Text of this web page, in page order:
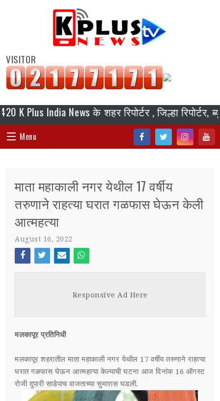
VISITOR
India News के शहर रिपोर्टर , जिल्हा रिपोर्टर,
Menu
ok
संपादकीय
स्पर्धा परीक्षा
POST WITH LEFT SIDEBAR
POST WITHOUT SIDEBAR
SUB MENU 3
PARENTAL MENU
PARENTAL MENU
PARENTAL MENU
SUB MENU 4
माता महाकाली नगर येथील 17 वर्षीय
तरुणाने राहत्या घरात गळफास घेऊन केली
आत्महत्या
August 16, 2022
Face
Twi
Ema
Wh
Responsive Ad Here
मलकापूर प्रतिनिधी
मलकापूर शहरातील माता महाकाली नगर येथील 17 वर्षीय तरुणाने राहत्या
घरात गळफास घेऊन आत्महत्या केल्याची घटना आज दिनांक 16 ऑगस्ट
रोजी दुपारी साडेपाच वाजताच्या सुमारास घडली.